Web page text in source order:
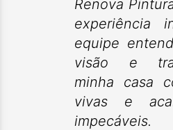
Renova
experiência
equipe
visão e
minha casa
vivas e